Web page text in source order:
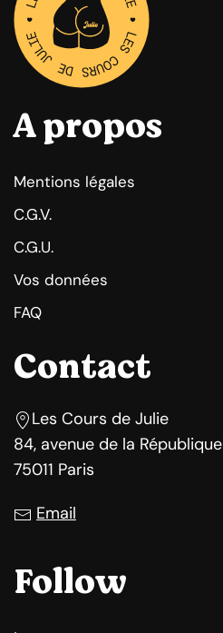
A propos
Mentions légales
C.G.V.
C.G.U.
Vos données
FAQ
Contact
Les Cours de Julie
84, avenue de la République
75011 Paris
Email
Follow